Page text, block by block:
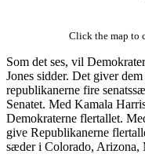
Click the map to
Som det ses, vil
Jones sidder. Det giver
republikanerne fire
Senatet. Med Kamala
Demokraterne flertallet.
give Republikanerne
sæder i Colorado, Arizona,